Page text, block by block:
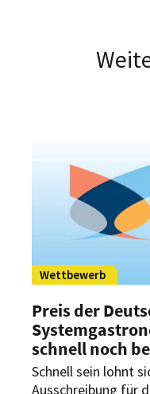
Wettbewerb
Preis der
schnell noch
Schnell sein lohnt
Ausschreibung für